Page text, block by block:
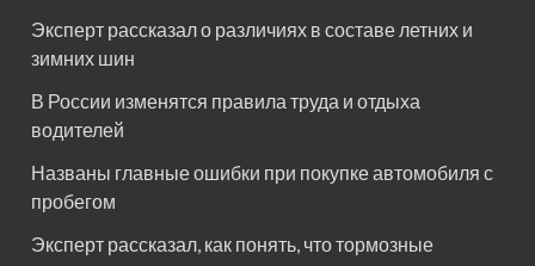
Эксперт рассказал о различиях в составе летних и
зимних шин
В России изменятся правила труда и отдыха
водителей
Названы главные ошибки при покупке автомобиля с
пробегом
Эксперт рассказал, как понять, что тормозные